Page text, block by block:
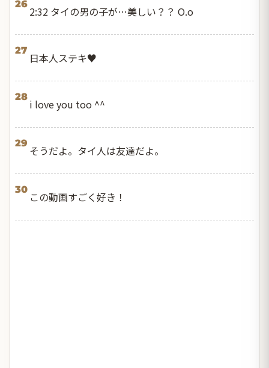
26
2:32 タイの男の子が…美しい？？ O.o
27
日本人ステキ♥
28
i love you too ^^
29
そうだよ。タイ人は友達だよ。
30
この動画すごく好き！